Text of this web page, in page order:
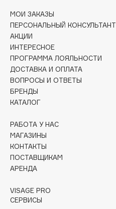
Corimo
CosRX
Cottolina
Crescina
Cunzite
Curaprox
D
d'Alba
DARLING*
Darphin
МОИ ЗАКАЗЫ
ПЕРСОНАЛЬНЫЙ КОНСУЛЬТАНТ
АКЦИИ
ИНТЕРЕСНОЕ
ПРОГРАММА ЛОЯЛЬНОСТИ
ДОСТАВКА И ОПЛАТА
ВОПРОСЫ И ОТВЕТЫ
БРЕНДЫ
КАТАЛОГ
РАБОТА У НАС
МАГАЗИНЫ
КОНТАКТЫ
ПОСТАВЩИКАМ
АРЕНДА
VISAGE PRO
СЕРВИСЫ